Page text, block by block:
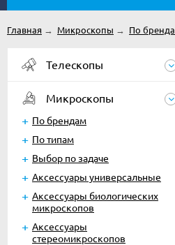
Главная → Микроскопы → По
Телескопы
Микроскопы
По брендам
По типам
Выбор по задаче
Аксессуары универсальные
Аксессуары биологических
микроскопов
Аксессуары
стереомикроскопов